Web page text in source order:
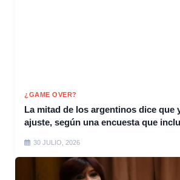
¿GAME OVER?
La mitad de los argentinos dice que
ajuste, según una encuesta que
30 JULIO, 2026